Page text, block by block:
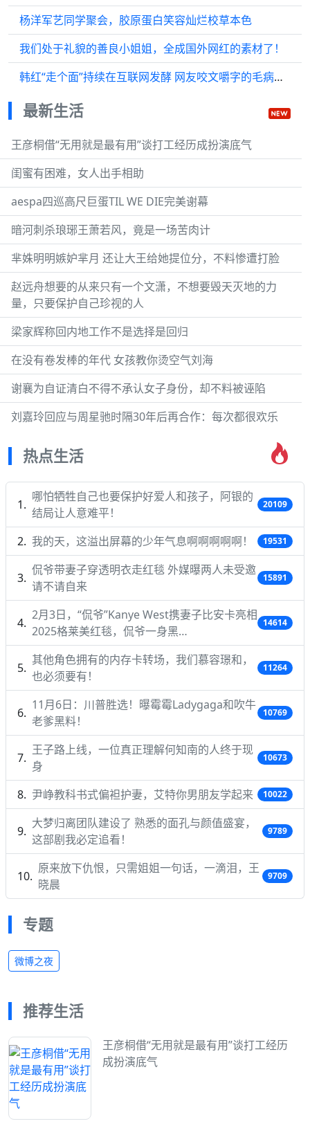
杨洋军艺同学聚会，胶原蛋白笑容灿烂校草本色
我们处于礼貌的善良小姐姐，全成国外网红的素材了！
韩红“走个面”持续在互联网发酵 网友咬文嚼字的毛病并不好
最新生活
王彦桐借“无用就是最有用”谈打工经历成扮演底气
闺蜜有困难，女人出手相助
aespa四巡高尺巨蛋TIL WE DIE完美谢幕
暗河刺杀琅琊王萧若风，竟是一场苦肉计
芈姝明明嫉妒芈月 还让大王给她提位分，不料惨遭打脸
赵远舟想要的从来只有一个文潇，不想要毁天灭地的力
量，只要保护自己珍视的人
梁家辉称回内地工作不是选择是回归
在没有卷发棒的年代 女孩教你烫空气刘海
谢襄为自证清白不得不承认女子身份，却不料被诬陷
刘嘉玲回应与周星驰时隔30年后再合作：每次都很欢乐
热点生活
哪怕牺牲自己也要保护好爱人和孩子，阿银的
结局让人意难平！
20109
我的天，这溢出屏幕的少年气息啊啊啊啊啊！ 19531
侃爷带妻子穿透明衣走红毯 外媒曝两人未受邀
请不请自来
15891
2月3日，“侃爷”Kanye West携妻子比安卡亮相
2025格莱美红毯，侃爷一身黑…
14614
其他角色拥有的内存卡转场，我们慕容璟和，
也必须要有！
11264
11月6日：川普胜选！曝霉霉Ladygaga和吹牛
老爹黑料！
10769
王子路上线，一位真正理解何知南的人终于现
身
10673
尹峥教科书式偏袒护妻，艾特你男朋友学起来 10022
大梦归离团队建设了 熟悉的面孔与颜值盛宴，
这部剧我必定追看！
9789
原来放下仇恨，只需姐姐一句话，一滴泪，王
晓晨
9709
专题
微博之夜
推荐生活
王彦桐借“无用就是最有用”谈打工经历
成扮演底气